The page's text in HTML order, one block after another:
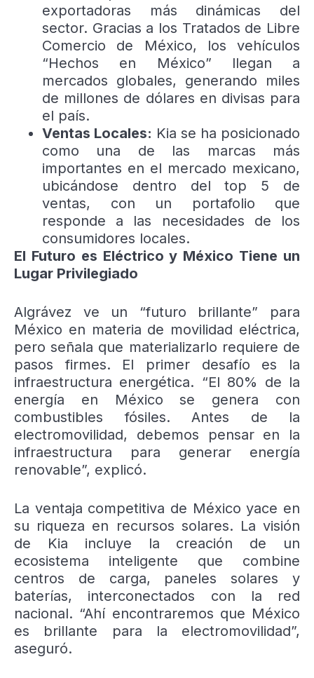
exportadoras más dinámicas del
sector. Gracias a los Tratados de Libre
Comercio de México, los vehículos
“Hechos en México” llegan a
mercados globales, generando miles
de millones de dólares en divisas para
el país.
Ventas Locales: Kia se ha posicionado
como una de las marcas más
importantes en el mercado mexicano,
ubicándose dentro del top 5 de
ventas, con un portafolio que
responde a las necesidades de los
consumidores locales.
El Futuro es Eléctrico y México Tiene un
Lugar Privilegiado
Algrávez ve un “futuro brillante” para
México en materia de movilidad eléctrica,
pero señala que materializarlo requiere de
pasos firmes. El primer desafío es la
infraestructura energética. “El 80% de la
energía en México se genera con
combustibles fósiles. Antes de la
electromovilidad, debemos pensar en la
infraestructura para generar energía
renovable”, explicó.
La ventaja competitiva de México yace en
su riqueza en recursos solares. La visión
de Kia incluye la creación de un
ecosistema inteligente que combine
centros de carga, paneles solares y
baterías, interconectados con la red
nacional. “Ahí encontraremos que México
es brillante para la electromovilidad”,
aseguró.